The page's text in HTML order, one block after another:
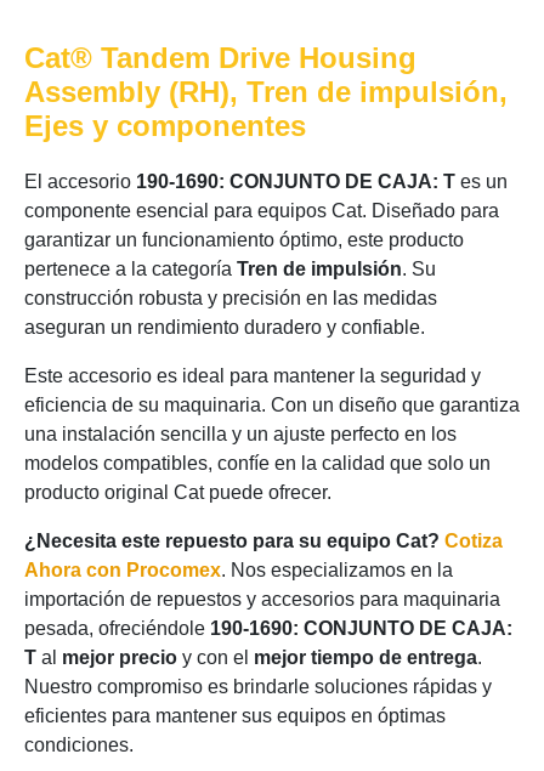
Cat® Tandem Drive Housing
Assembly (RH), Tren de impulsión,
Ejes y componentes
El accesorio 190-1690: CONJUNTO DE CAJA: T es un
componente esencial para equipos Cat. Diseñado para
garantizar un funcionamiento óptimo, este producto
pertenece a la categoría Tren de impulsión. Su
construcción robusta y precisión en las medidas
aseguran un rendimiento duradero y confiable.
Este accesorio es ideal para mantener la seguridad y
eficiencia de su maquinaria. Con un diseño que garantiza
una instalación sencilla y un ajuste perfecto en los
modelos compatibles, confíe en la calidad que solo un
producto original Cat puede ofrecer.
¿Necesita este repuesto para su equipo Cat? Cotiza
Ahora con Procomex. Nos especializamos en la
importación de repuestos y accesorios para maquinaria
pesada, ofreciéndole 190-1690: CONJUNTO DE CAJA:
T al mejor precio y con el mejor tiempo de entrega.
Nuestro compromiso es brindarle soluciones rápidas y
eficientes para mantener sus equipos en óptimas
condiciones.